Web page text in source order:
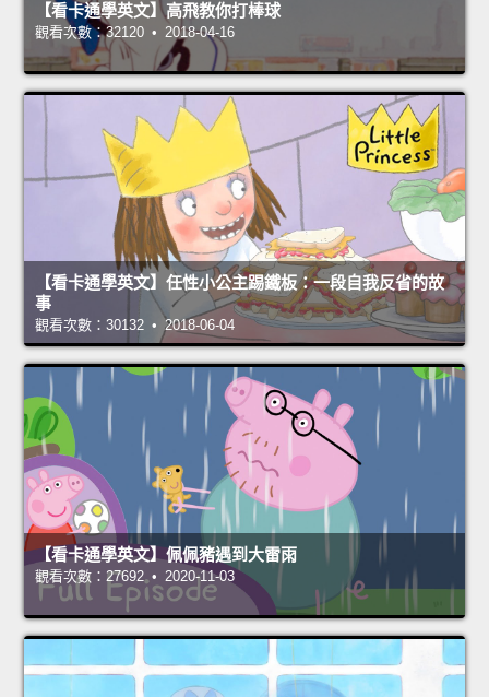
【看卡通學英文】高飛教你打棒球
觀看次數：32120 • 2018-04-16
【看卡通學英文】任性小公主踢鐵板：一段自我反省的故
事
觀看次數：30132 • 2018-06-04
【看卡通學英文】佩佩豬遇到大雷雨
觀看次數：27692 • 2020-11-03